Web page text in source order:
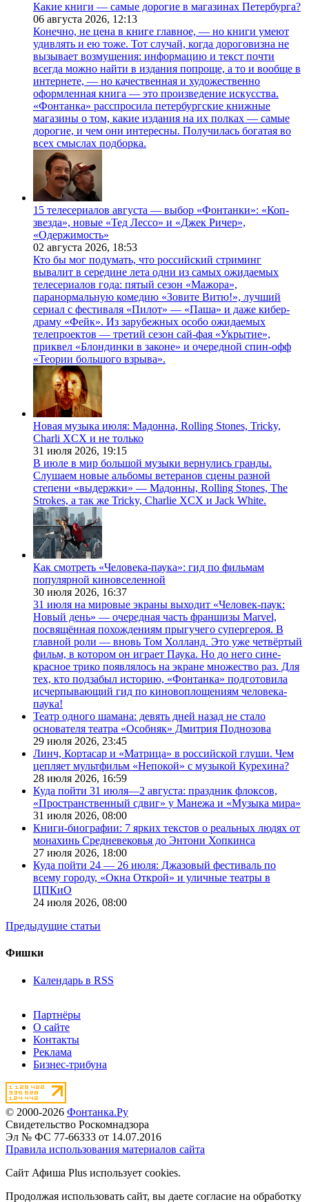
Какие книги — самые дорогие в магазинах Петербурга?
06 августа 2026, 12:13
Конечно, не цена в книге главное, — но книги умеют
удивлять и ею тоже. Тот случай, когда дороговизна не
вызывает возмущения: информацию и текст почти
всегда можно найти в издания попроще, а то и вообще в
интернете, — но качественная и художественно
оформленная книга — это произведение искусства.
«Фонтанка» расспросила петербургские книжные
магазины о том, какие издания на их полках — самые
дорогие, и чем они интересны. Получилась богатая во
всех смыслах подборка.
15 телесериалов августа — выбор «Фонтанки»: «Коп-
звезда», новые «Тед Лессо» и «Джек Ричер»,
«Одержимость»
02 августа 2026, 18:53
Кто бы мог подумать, что российский стриминг
вывалит в середине лета одни из самых ожидаемых
телесериалов года: пятый сезон «Мажора»,
паранормальную комедию «Зовите Витю!», лучший
сериал с фестиваля «Пилот» — «Паша» и даже кибер-
драму «Фейк». Из зарубежных особо ожидаемых
телепроектов — третий сезон сай-фая «Укрытие»,
приквел «Блондинки в законе» и очередной спин-офф
«Теории большого взрыва».
Новая музыка июля: Мадонна, Rolling Stones, Tricky,
Charli XCX и не только
31 июля 2026, 19:15
В июле в мир большой музыки вернулись гранды.
Слушаем новые альбомы ветеранов сцены разной
степени «выдержки» — Мадонны, Rolling Stones, The
Strokes, а так же Tricky, Charlie XCX и Jack White.
Как смотреть «Человека-паука»: гид по фильмам
популярной киновселенной
30 июля 2026, 16:37
31 июля на мировые экраны выходит «Человек-паук:
Новый день» — очередная часть франшизы Marvel,
посвящённая похождениям прыгучего супергероя. В
главной роли — вновь Том Холланд. Это уже четвёртый
фильм, в котором он играет Паука. Но до него сине-
красное трико появлялось на экране множество раз. Для
тех, кто подзабыл историю, «Фонтанка» подготовила
исчерпывающий гид по киновоплощениям человека-
паука!
Театр одного шамана: девять дней назад не стало
основателя театра «Особняк» Дмитрия Поднозова
29 июля 2026, 23:45
Линч, Кортасар и «Матрица» в российской глуши. Чем
цепляет мультфильм «Непокой» с музыкой Курехина?
28 июля 2026, 16:59
Куда пойти 31 июля—2 августа: праздник флоксов,
«Пространственный сдвиг» у Манежа и «Музыка мира»
31 июля 2026, 08:00
Книги-биографии: 7 ярких текстов о реальных людях от
монахинь Средневековья до Энтони Хопкинса
27 июля 2026, 18:00
Куда пойти 24 — 26 июля: Джазовый фестиваль по
всему городу, «Окна Открой» и уличные театры в
ЦПКиО
24 июля 2026, 08:00
Предыдущие статьи
Фишки
Календарь в RSS
Партнёры
О сайте
Контакты
Реклама
Бизнес-трибуна
© 2000-2026 Фонтанка.Ру
Свидетельство Роскомнадзора
Эл № ФС 77-66333 от 14.07.2016
Правила использования материалов сайта
Сайт Афиша Plus использует cookies.
Продолжая использовать сайт, вы даете согласие на обработку